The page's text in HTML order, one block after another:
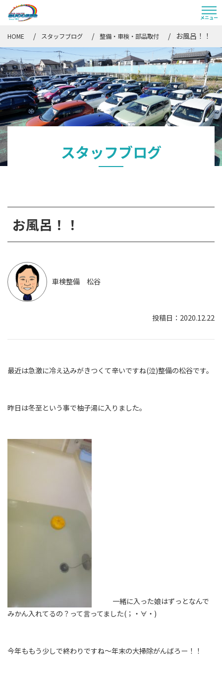
HOME スタッフブログ 整備・車検・部品取付 お風呂！！
スタッフブログ
お風呂！！
車検整備 松谷
2020.12.22
最近は急激に冷え込みがきつくて辛いですね(泣)整備の松谷です。
昨日は冬至という事で柚子湯に入りました。
一緒に入った娘はずっとなんで
みかん入れてるの？って言ってました(；・∀・)
今年ももう少しで終わりですね～年末の大掃除がんばろー！！